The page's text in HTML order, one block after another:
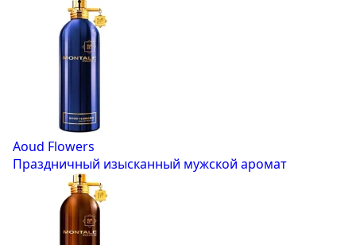
Aoud Flowers
Праздничный изысканный мужской аромат